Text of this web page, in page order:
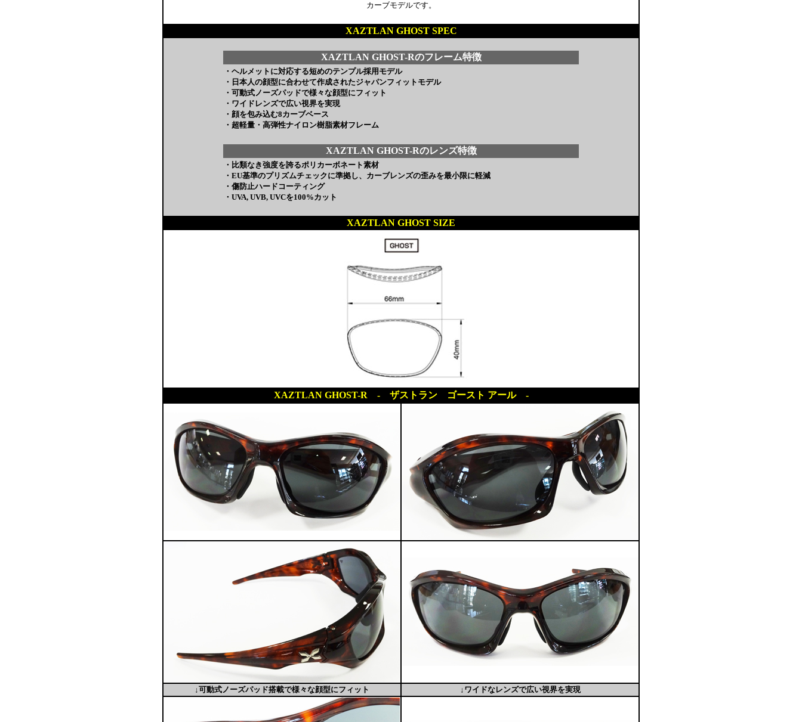
カーブモデルです。
XAZTLAN GHOST SPEC
XAZTLAN GHOST-Rのフレーム特徴
・ヘルメットに対応する短めのテンプル採用モデル
・日本人の顔型に合わせて作成されたジャパンフィットモデル
・可動式ノーズパッドで様々な顔型にフィット
・ワイドレンズで広い視界を実現
・顔を包み込む8カーブベース
・超軽量・高弾性ナイロン樹脂素材フレーム
XAZTLAN GHOST-Rのレンズ特徴
・比類なき強度を誇るポリカーボネート素材
・EU基準のプリズムチェックに準拠し、カーブレンズの歪みを最小限に軽減
・傷防止ハードコーティング
・UVA, UVB, UVCを100%カット
XAZTLAN GHOST SIZE
XAZTLAN GHOST-R - ザストラン ゴースト アール -
↓可動式ノーズパッド搭載で様々な顔型にフィット ↓ワイドなレンズで広い視界を実現